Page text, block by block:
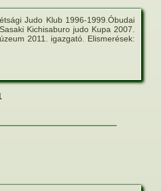
Judo Klub 1996-1999.Óbudai
Kichisaburo judo Kupa 2007.
2011. igazgató. Elismerések: